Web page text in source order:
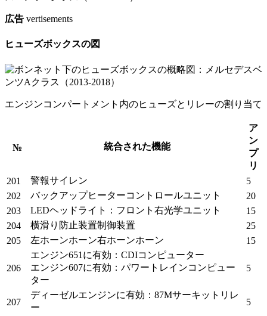
広告 vertisements
ヒューズボックスの図
エンジンコンパートメント内のヒューズとリレーの割り当て
№ 統合された機能
ア
ン
プ
リ
201
警報サイレン
5
202
バックアップヒーターコントロールユニット
20
203
LEDヘッドライト：フロント右光学ユニット
15
204
横滑り防止装置制御装置
25
205
左ホーンホーン右ホーンホーン 15
206
エンジン651に有効：CDIコンピューター
エンジン607に有効：パワートレインコンピュー
ター
5
207
ディーゼルエンジンに有効：87Mサーキットリレ
ー
5